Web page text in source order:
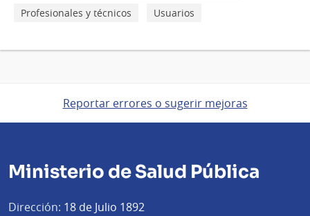
Profesionales y técnicos
Usuarios
Reportar errores o sugerir mejoras
Ministerio de Salud Pública
Dirección: 18 de Julio 1892